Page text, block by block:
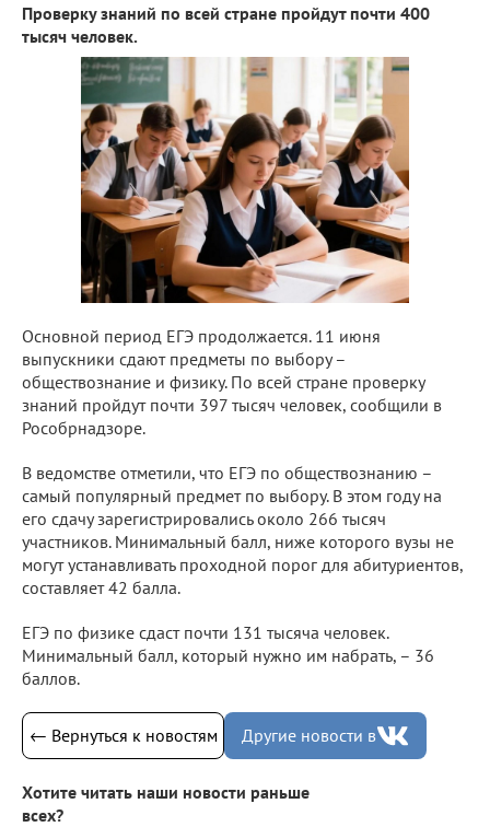
Проверку знаний по всей стране пройдут почти 400
тысяч человек.
Основной период ЕГЭ продолжается. 11 июня
выпускники сдают предметы по выбору –
обществознание и физику. По всей стране проверку
знаний пройдут почти 397 тысяч человек, сообщили в
Рособрнадзоре.
В ведомстве отметили, что ЕГЭ по обществознанию –
самый популярный предмет по выбору. В этом году на
его сдачу зарегистрировались около 266 тысяч
участников. Минимальный балл, ниже которого вузы не
могут устанавливать проходной порог для абитуриентов,
составляет 42 балла.
ЕГЭ по физике сдаст почти 131 тысяча человек.
Минимальный балл, который нужно им набрать, – 36
баллов.
← Вернуться к новостям Другие новости в
Хотите читать наши новости раньше
всех?